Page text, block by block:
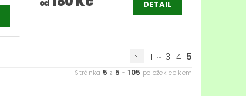
od
DETAIL
1 ... 3 4 5
Stránka 5 z 5 -105 položek celkem